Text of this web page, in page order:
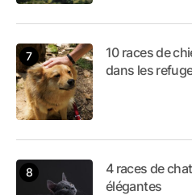
10 races de
dans les
4 races de
élégantes